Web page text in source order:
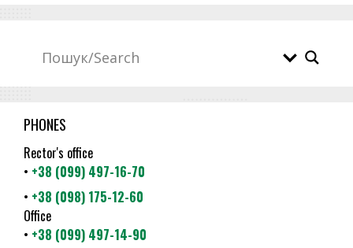
PHONES
Rector's office
• +38 (099) 497-16-70
• +38 (098) 175-12-60
Office
• +38 (099) 497-14-90